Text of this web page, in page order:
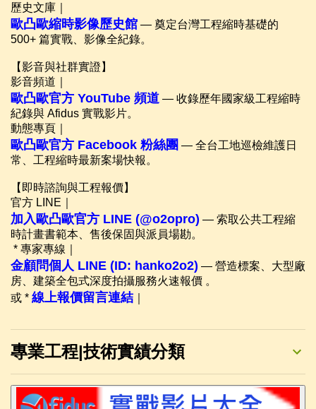
歷史文庫｜
歐凸歐縮時影像歷史館 — 奠定台灣工程縮時基礎的
500+ 篇實戰、影像全紀錄。
【影音與社群實證】
影音頻道｜
歐凸歐官方 YouTube 頻道 — 收錄歷年國家級工程縮時
紀錄與 Afidus 實戰影片。
動態專頁｜
歐凸歐官方 Facebook 粉絲團 — 全台工地巡檢維護日
常、工程縮時最新案場快報。
【即時諮詢與工程報價】
官方 LINE｜
加入歐凸歐官方 LINE (@o2opro) — 索取公共工程縮
時計畫書範本、售後保固與派員場勘。
* 專家專線｜
金顧問個人 LINE (ID: hanko2o2) — 營造標案、大型廠
房、建築全包式深度拍攝服務火速報價 。
或 * 線上報價留言連結
專業工程|技術實績分類